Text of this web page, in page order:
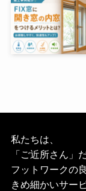
私たちは、
「ご近所さん」
フットワークの
きめ細かいサー